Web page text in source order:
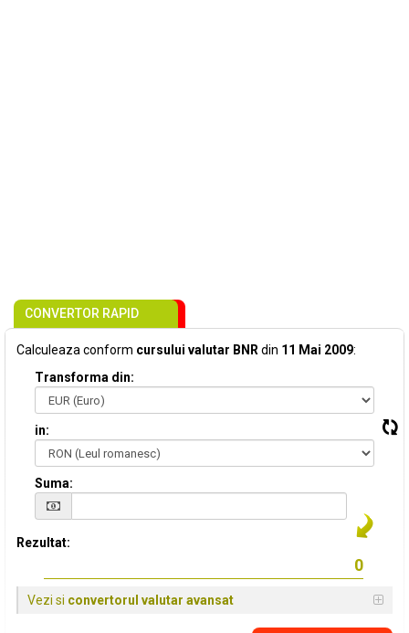
CONVERTOR RAPID
Calculeaza conform cursului valutar BNR din 11 Mai 2009:
Transforma din:
in:
Suma:
Rezultat:
Vezi si convertorul valutar avansat